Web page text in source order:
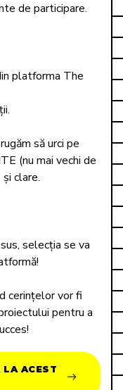
de participare.
platforma The
să urci pe
(nu mai vechi de
clare.
selecția se va
cerințelor vor fi
pentru a
ACEST